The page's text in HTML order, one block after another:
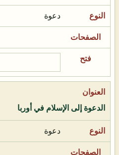
دعوة
الدعوة إلى الإسلام في أوربا
دعوة